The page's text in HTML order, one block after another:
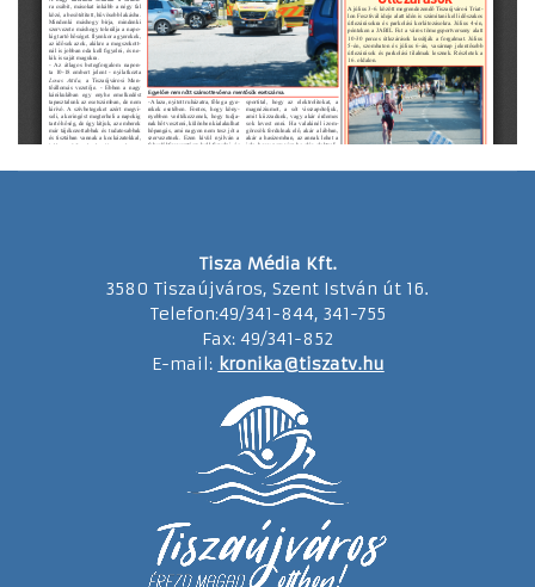
Tisza Média Kft.
3580 Tiszaújváros, Szent István út 16.
Telefon:49/341-844, 341-755
Fax: 49/341-852
E-mail: kronika@tiszatv.hu